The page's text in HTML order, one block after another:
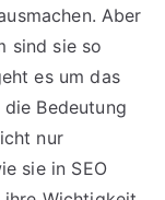
Aber
sind sie so
es um das
Bedeutung
nur
sie in SEO